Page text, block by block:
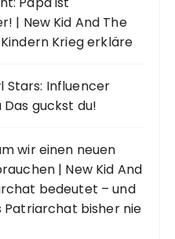
| New Kid And The
Krieg erkläre
Stars: Influencer
Das guckst du!
wir einen neuen
| New Kid And
bedeutet – und
Patriarchat bisher nie